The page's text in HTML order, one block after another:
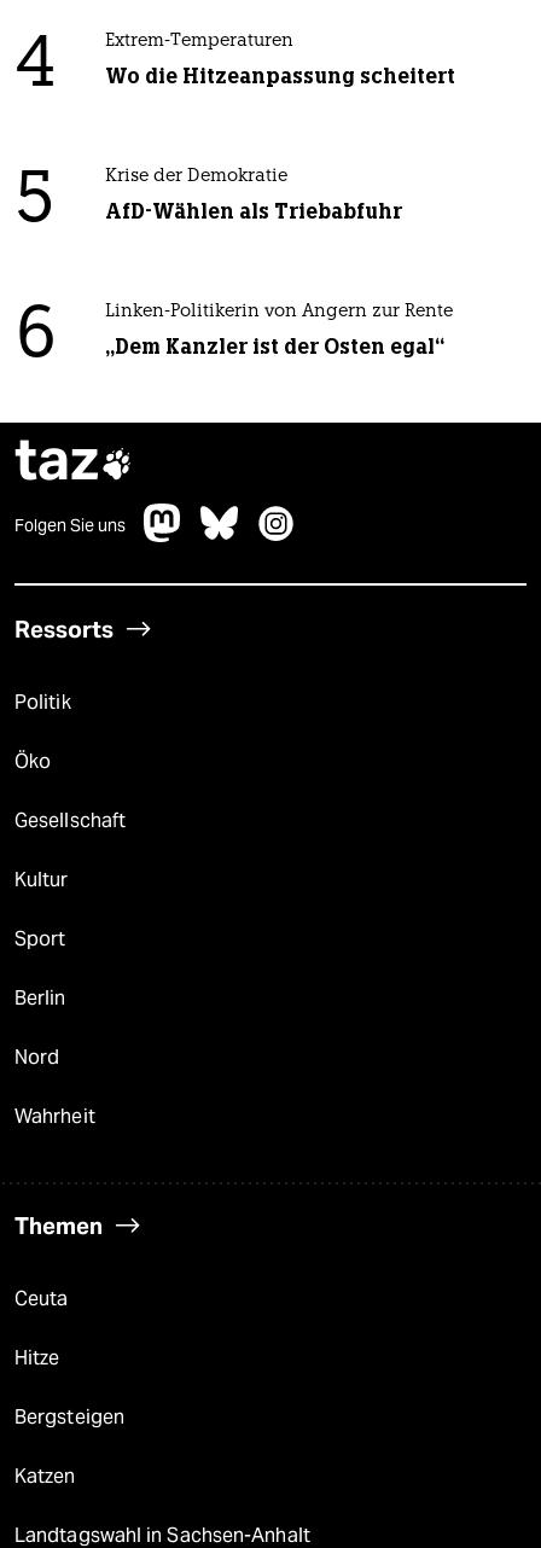
4 Extrem-Temperaturen
Wo die Hitzeanpassung scheitert
5 Krise der Demokratie
AfD-Wählen als Triebabfuhr
6 Linken-Politikerin von Angern zur Rente
„Dem Kanzler ist der Osten egal“
taz
Folgen Sie uns
Ressorts
Politik
Öko
Gesellschaft
Kultur
Sport
Berlin
Nord
Wahrheit
Themen
Ceuta
Hitze
Bergsteigen
Katzen
Landtagswahl in Sachsen-Anhalt